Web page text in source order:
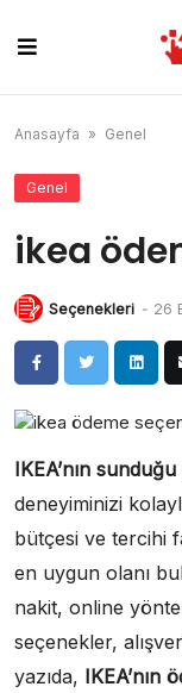
content
Anasayfa » Genel
Genel
ikea
Seçenekleri - 26
IKEA’nın
deneyiminizi
bütçesi ve tercihi
en uygun olanı
nakit, online
seçenekler,
yazıda, IKEA’nın